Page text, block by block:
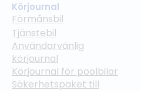
Körjournal
Förmånsbil
Tjänstebil
Användarvänlig
körjournal
Körjournal för poolbilar
Säkerhetspaket till